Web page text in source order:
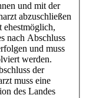
und mit der
abzuschließen
nach Abschluss
und muss
werden.
der
muss eine
des Landes